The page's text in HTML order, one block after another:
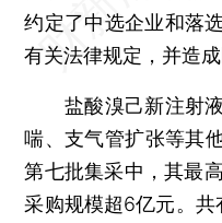
约定了中选企业和落
有关法律规定，并造成
盐酸溴己新注射液
喘、支气管扩张等其
第七批集采中，其最
采购规模超6亿元。